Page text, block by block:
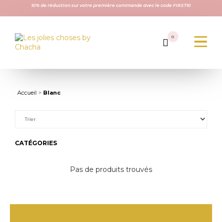
10% de réduction sur votre première commande avec le code FIRST10
0
Accueil > Blanc
CATÉGORIES
Pas de produits trouvés